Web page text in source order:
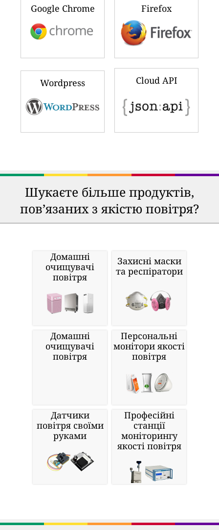
Google Chrome Firefox
Wordpress Cloud API
Шукаєте більше продуктів,
пов’язаних з якістю повітря?
Домашні
очищувачі
повітря
Захисні маски
та респіратори
Домашні
очищувачі
повітря
Персональні
монітори якості
повітря
Датчики
повітря своїми
руками
Професійні
станції
моніторингу
якості повітря